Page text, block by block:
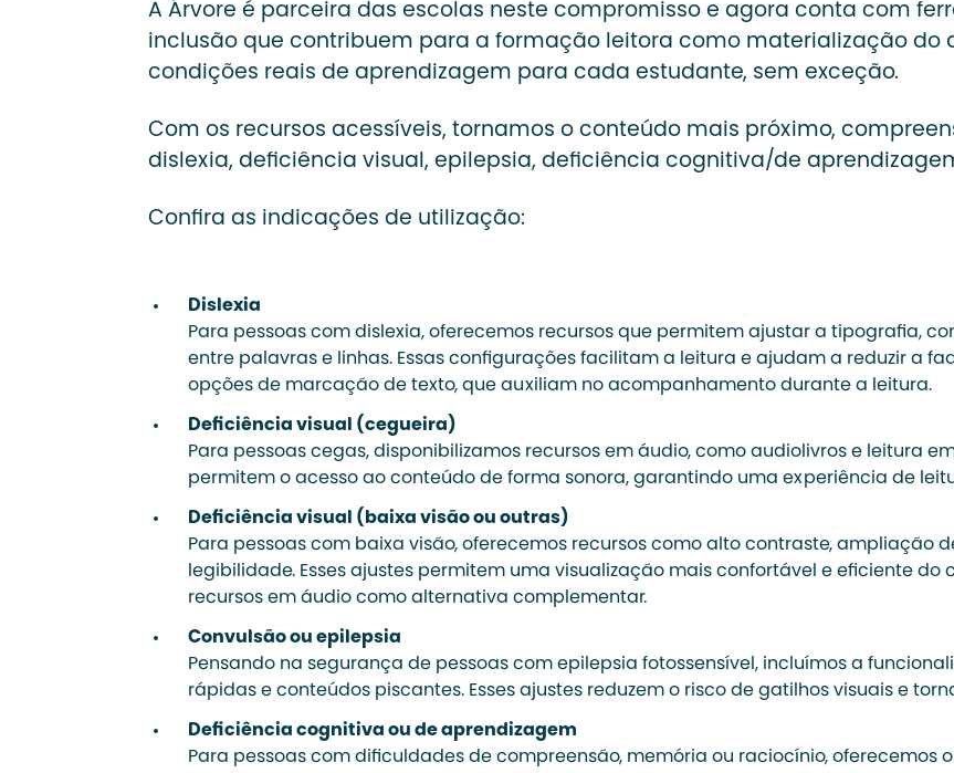
A Árvore é parceira das escolas neste compromisso e agora conta com
inclusão que contribuem para a formação leitora como materialização do
condições reais de aprendizagem para cada estudante, sem exceção.
Com os recursos acessíveis, tornamos o conteúdo mais próximo,
dislexia, deficiência visual, epilepsia, deficiência cognitiva/de
Confira as indicações de utilização:
Dislexia
Para pessoas com dislexia, oferecemos recursos que permitem ajustar a tipografia,
entre palavras e linhas. Essas configurações facilitam a leitura e ajudam a reduzir a
opções de marcação de texto, que auxiliam no acompanhamento durante a leitura.
Deficiência visual (cegueira)
Para pessoas cegas, disponibilizamos recursos em áudio, como audiolivros e leitura
permitem o acesso ao conteúdo de forma sonora, garantindo uma experiência de
Deficiência visual (baixa visão ou outras)
Para pessoas com baixa visão, oferecemos recursos como alto contraste, ampliação
legibilidade. Esses ajustes permitem uma visualização mais confortável e eficiente do
recursos em áudio como alternativa complementar.
Convulsão ou epilepsia
Pensando na segurança de pessoas com epilepsia fotossensível, incluímos a
rápidas e conteúdos piscantes. Esses ajustes reduzem o risco de gatilhos visuais e
Deficiência cognitiva ou de aprendizagem
Para pessoas com dificuldades de compreensão, memória ou raciocínio, oferecemos